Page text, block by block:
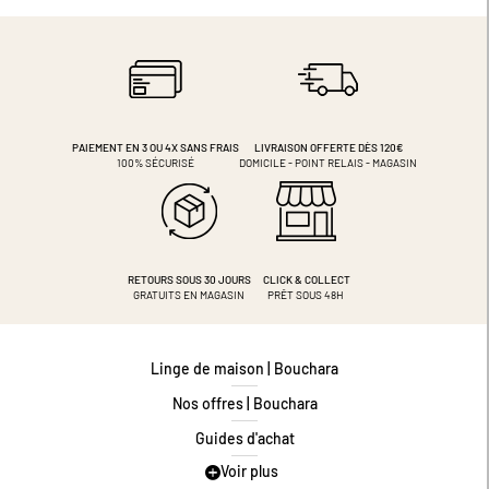
PAIEMENT EN 3 OU 4XSANS FRAIS
100% SÉCURISÉ
LIVRAISON OFFERTE DÈS 120€
DOMICILE - POINT RELAIS - MAGASIN
RETOURS SOUS 30 JOURS
GRATUITS EN MAGASIN
CLICK & COLLECT
PRÊT SOUS 48H
Linge de maison | Bouchara
Nos offres | Bouchara
Guides d'achat
Guide des tailles
Voir plus